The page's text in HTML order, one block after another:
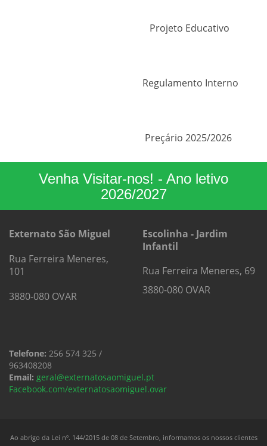
Projeto Educativo
Regulamento Interno
Preçário 2025/2026
Venha Visitar-nos! - Ano letivo
2026/2027
Externato São Miguel
Rua Ferreira Meneres,
101
3880-080 OVAR
Escolinha - Jardim
Infantil
Rua Ferreira Meneres, 69
3880-080 OVAR
Telefone: 256 574 325 /
963408208
Email: geral@externatosaomiguel.pt
Facebook.com/externatosaomiguel.ovar
Ao abrigo da Lei nº. 144/2015 de 08 de Setembro, informamos os nossos clientes